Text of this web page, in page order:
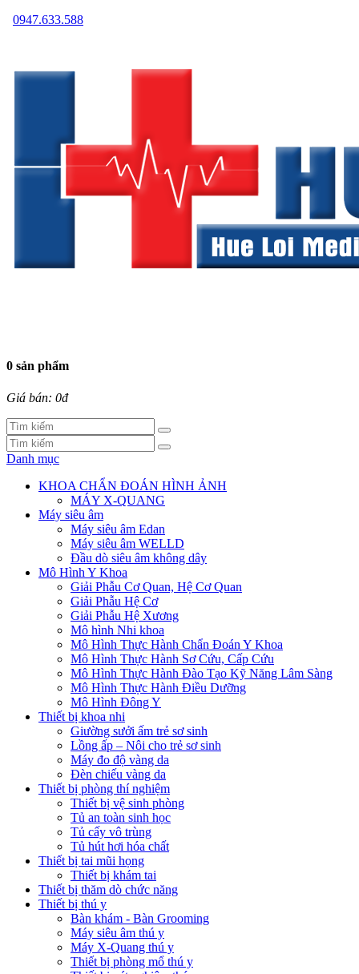
0947.633.588
0 sản phẩm
Giá bán: 0đ
Danh mục
KHOA CHẨN ĐOÁN HÌNH ẢNH
MÁY X-QUANG
Máy siêu âm
Máy siêu âm Edan
Máy siêu âm WELLD
Đầu dò siêu âm không dây
Mô Hình Y Khoa
Giải Phẫu Cơ Quan, Hệ Cơ Quan
Giải Phẫu Hệ Cơ
Giải Phẫu Hệ Xương
Mô hình Nhi khoa
Mô Hình Thực Hành Chẩn Đoán Y Khoa
Mô Hình Thực Hành Sơ Cứu, Cấp Cứu
Mô Hình Thực Hành Đào Tạo Kỹ Năng Lâm Sàng
Mô Hình Thực Hành Điều Dưỡng
Mô Hình Đông Y
Thiết bị khoa nhi
Giường sưởi ấm trẻ sơ sinh
Lồng ấp – Nôi cho trẻ sơ sinh
Máy đo độ vàng da
Đèn chiếu vàng da
Thiết bị phòng thí nghiệm
Thiết bị vệ sinh phòng
Tủ an toàn sinh học
Tủ cấy vô trùng
Tủ hút hơi hóa chất
Thiết bị tai mũi họng
Thiết bị khám tai
Thiết bị thăm dò chức năng
Thiết bị thú y
Bàn khám - Bàn Grooming
Máy siêu âm thú y
Máy X-Quang thú y
Thiết bị phòng mổ thú y